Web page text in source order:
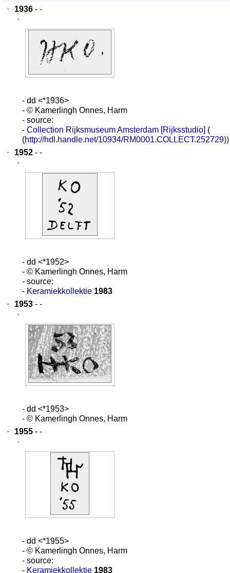
·
1936 - -
·
- dd <*1936>
- © Kamerlingh Onnes, Harm
- source:
- Collection Rijksmuseum Amsterdam [Rijksstudio] (
(http://hdl.handle.net/10934/RM0001.COLLECT.252729))
·
1952 - -
·
- dd <*1952>
- © Kamerlingh Onnes, Harm
- source:
- Keramiekkollektie 1983
·
1953 - -
·
- dd <*1953>
- © Kamerlingh Onnes, Harm
·
1955 - -
·
- dd <*1955>
- © Kamerlingh Onnes, Harm
- source:
- Keramiekkollektie 1983